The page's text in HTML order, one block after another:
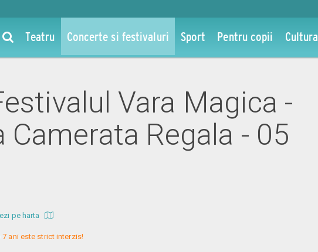
Teatru Concerte si festivaluri Sport Pentru copii Cultura
Vara Magica -
Camerata Regala - 05
pe harta
ani este strict interzis!